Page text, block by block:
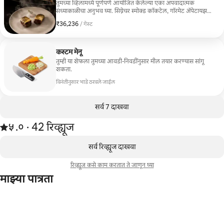
तुमच्या व्हिलामध्ये पूर्णपणे आयोजित केलेल्या एका अपवादात्मक
संध्याकाळीचा अनुभव घ्या. सिग्नेचर स्मोक्ड कॉकटेल, गॉरमेट अ‍ॅपेटायझर्स,
आणि टेबल सर्व्हिस. उत्पादन निवडीपासून ते अंतिम प्लेटिंगपर्यंत प्रत्येक
तुम्हाला कशाचीही चिंता करण्याची गरज नाही.
₹36,236 / गेस्ट
₹36,236 प्रति गेस्ट
कस्टम मेनू
तुम्ही या शेफला तुमच्या आवडी-निवडींनुसार मील तयार करण्यास सांगू
शकता.
विनंतीनुसार भाडे ठरवले जाईल
सर्व 7 दाखवा
42 रिव्ह्यूजमधून 5 पैकी ५.० स्टार्स रेटिंग आहे
५.०
,
· 42 रिव्ह्यूज
सर्व रिव्ह्यूज दाखवा
रिव्ह्यूज कसे काम करतात ते जाणून घ्या
माझ्या पात्रता